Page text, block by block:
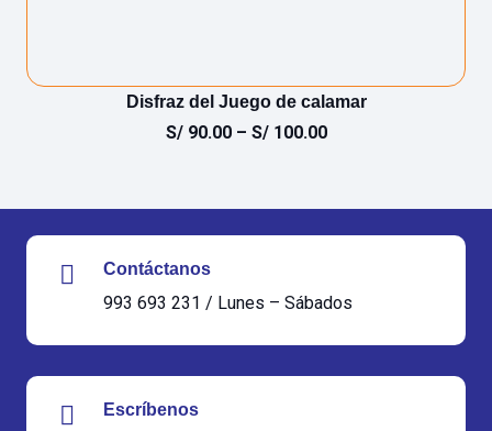
Disfraz del Juego de calamar
S/90.00– S/100.00
Contáctanos
993 693 231 / Lunes – Sábados
Escríbenos